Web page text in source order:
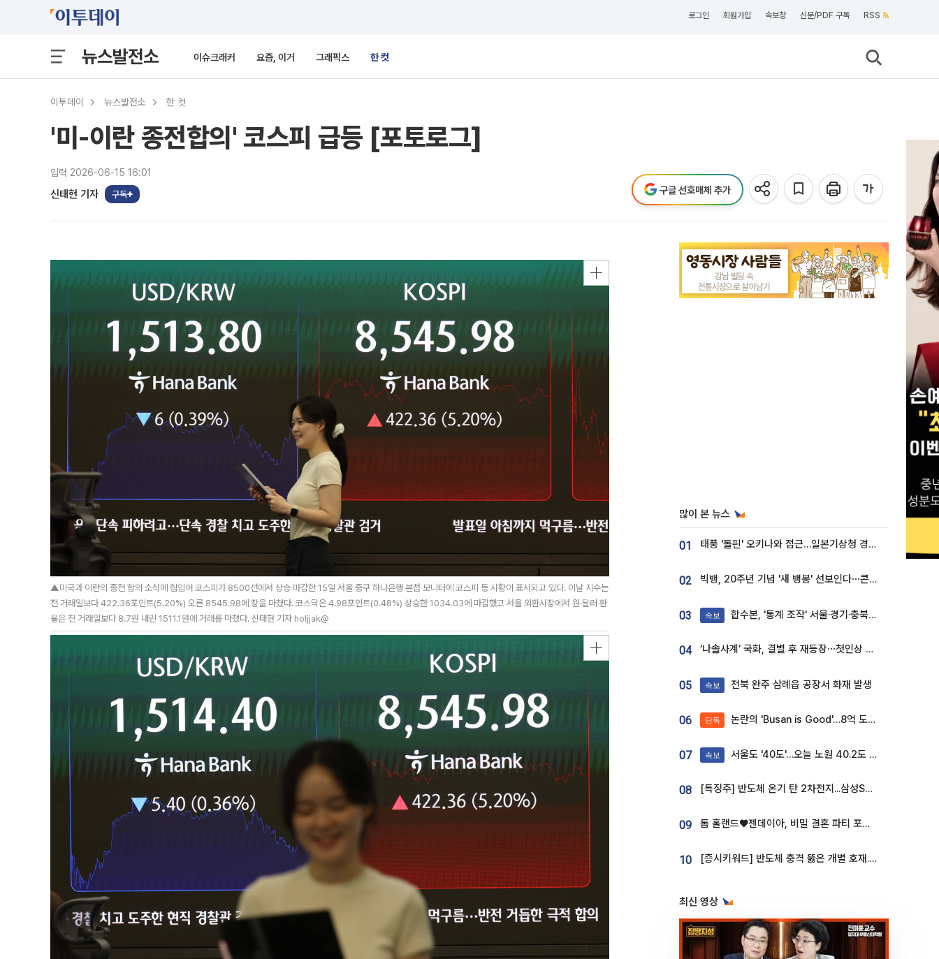
로그인 회원가입 속보창 신문/PDF 구독 RSS
뉴스발전소 이슈크래커 요즘, 이거 그래픽스 한 컷
이투데이 뉴스발전소 한 컷
'미-이란 종전합의' 코스피 급등 [포토로그]
입력 2026-06-15 16:01
신태현 기자 구독 구글 선호매체 추가
▲미국과 이란의 종전 합의 소식에 힘입어 코스피가 8500선에서 상승 마감한 15일 서울 중구 하나은행 본점 모니터에 코스피 등 시황이 표시되고 있다. 이날 지수는
전 거래일보다 422.36포인트(5.20%) 오른 8545.98에 장을 마쳤다. 코스닥은 4.98포인트(0.48%) 상승한 1034.03에 마감했고 서울 외환시장에서 원·달러 환
율은 전 거래일보다 8.7원 내린 1511.1원에 거래를 마쳤다. 신태현 기자 holjjak@
많이 본 뉴스
01 태풍 '돌핀' 오키나와 접근…일본기상청 경로 업데이트
02 빅뱅, 20주년 기념 '새 뱅봉' 선보인다⋯콘서트 앞두고 팝업 개최
03 속보 합수본, '통계 조작' 서울·경기·충북 선관위 등 추가 압수수색
04 ‘나솔사계’ 국화, 결별 후 재등장⋯첫인상 투표 휩쓸고 ‘인기녀’ 등극
05 속보 전북 완주 삼례읍 공장서 화재 발생
06 단독 논란의 'Busan is Good'…8억 도시브랜드, 용산 대통령실 CI 업체가 수행
07 속보 서울도 '40도'…오늘 노원 40.2도 기록
08 [특징주] 반도체 온기 탄 2차전지...삼성SDI, 장 초반 7% 넘게 껑충
09 톰 홀랜드♥젠데이아, 비밀 결혼 파티 포착⋯호텔 대관비만 9억
10 [증시키워드] 반도체 충격 뚫은 개별 호재...포스코퓨처엠·에코프로·한화솔루션 '눈길'
최신 영상